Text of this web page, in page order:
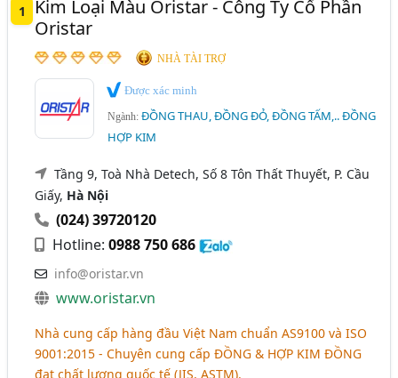
Kinh Doanh (252)
Kim Loại - Các Loại (153)
Kim Loại Màu (152)
Luyện Kim Màu (1)
1
Kim Loại Màu Oristar - Công Ty Cổ Phần
Oristar
NHÀ TÀI TRỢ
Được xác minh
Ngành:ĐỒNG THAU, ĐỒNG ĐỎ, ĐỒNG TẤM,.. ĐỒNG
HỢP KIM
Tầng 9, Toà Nhà Detech, Số 8 Tôn Thất Thuyết, P. Cầu
Giấy, Hà Nội
(024) 39720120
Hotline:0988 750 686
info@oristar.vn
www.oristar.vn
Nhà cung cấp hàng đầu Việt Nam chuẩn AS9100 và ISO
9001:2015 - Chuyên cung cấp ĐỒNG & HỢP KIM ĐỒNG
đạt chất lượng quốc tế (JIS, ASTM).